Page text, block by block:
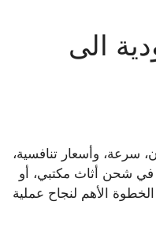
الى
سرعة، وأسعار تنافسية،
شحن أثاث مكتبي، أو
الأهم لنجاح عملية